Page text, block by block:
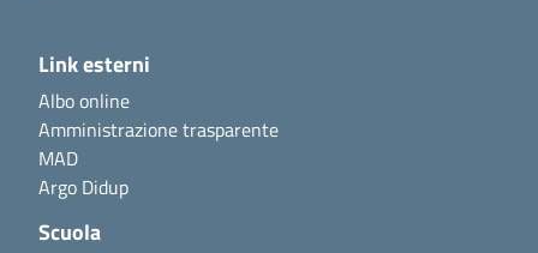
Link esterni
Albo online
Amministrazione trasparente
MAD
Argo Didup
Scuola